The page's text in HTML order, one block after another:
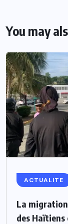
You may
ACTUALITE
La
des